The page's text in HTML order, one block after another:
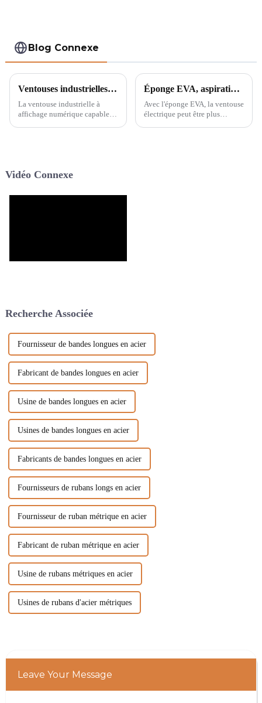
Blog Connexe
Ventouses industrielles à affichage numérique pouvant absorber les surfaces rugueuses
La ventouse industrielle à
affichage numérique capable
matériaux.
Éponge EVA, aspiration plus puissante !
Avec l'éponge EVA, la ventouse
électrique peut être plus
Vidéo Connexe
Recherche Associée
Fournisseur de bandes longues en acier
Fabricant de bandes longues en acier
Usine de bandes longues en acier
Usines de bandes longues en acier
Fabricants de bandes longues en acier
Fournisseurs de rubans longs en acier
Fournisseur de ruban métrique en acier
Fabricant de ruban métrique en acier
Usine de rubans métriques en acier
Usines de rubans d'acier métriques
Leave Your Message